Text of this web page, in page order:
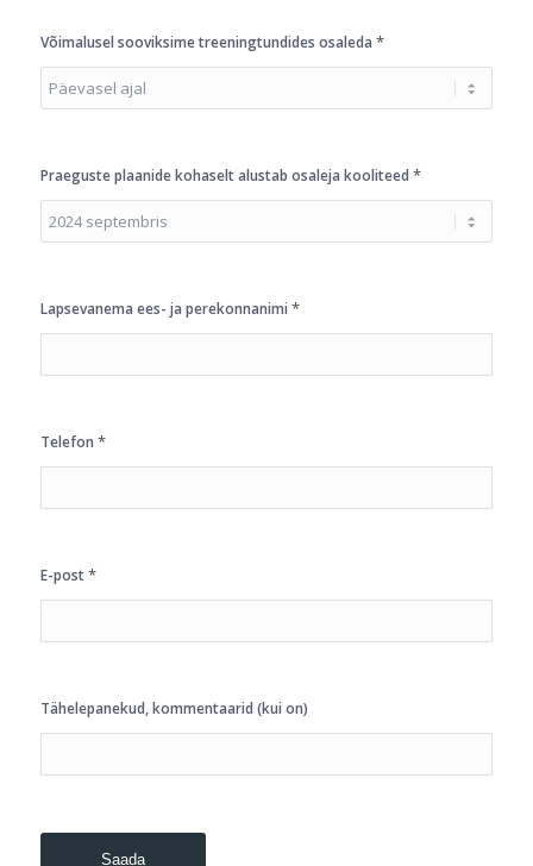
Võimalusel sooviksime treeningtundides osaleda *
Praeguste plaanide kohaselt alustab osaleja kooliteed *
Lapsevanema ees- ja perekonnanimi *
Telefon *
E-post*
Tähelepanekud, kommentaarid (kui on)